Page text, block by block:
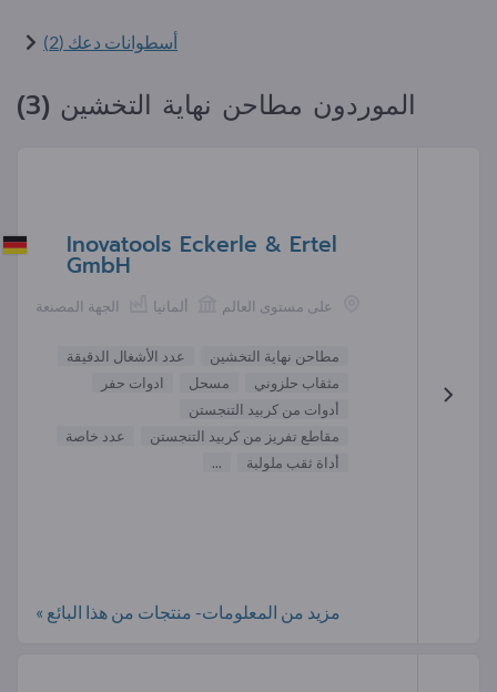
أسطوانات دعك (2)
الموردون مطاحن نهاية التخشين (3)
Inovatools Eckerle & Ertel
GmbH
الجهة المصنعة ألمانيا على مستوى العالم
مطاحن نهاية التخشين
عدد الأشغال الدقيقة
مثقاب حلزوني
مسحل
ادوات حفر
أدوات من كربيد التنجستن
مقاطع تفريز من كربيد التنجستن
عدد خاصة
أداة ثقب ملولبة
...
مزيد من المعلومات- منتجات من هذا البائع »